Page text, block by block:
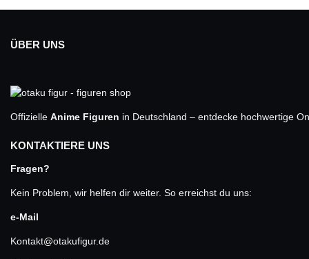
ÜBER UNS
Offizielle Anime Figuren in Deutschland – entdecke hochwertige
KONTAKTIERE UNS
Fragen?
Kein Problem, wir helfen dir weiter. So erreichst du uns:
e-Mail
Kontakt@otakufigur.de